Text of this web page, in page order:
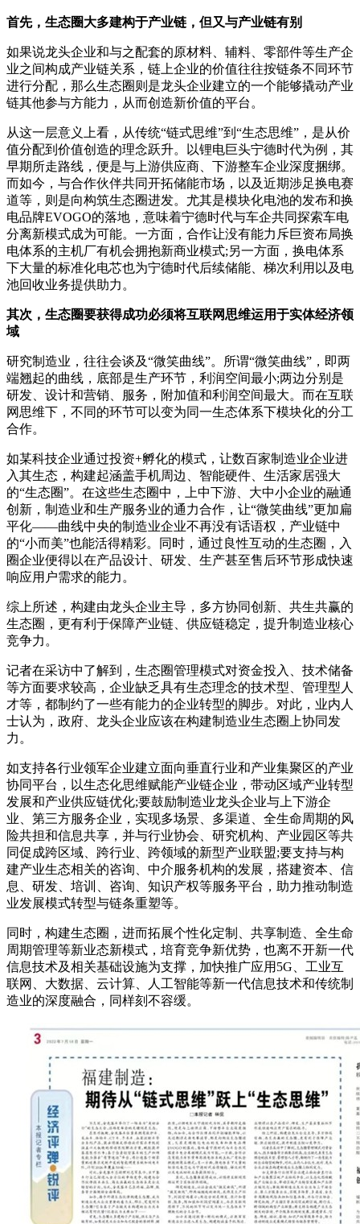
首先，生态圈大多建构于产业链，但又与产业链有别
如果说龙头企业和与之配套的原材料、辅料、零部件等生产企
业之间构成产业链关系，链上企业的价值往往按链条不同环节
进行分配，那么生态圈则是龙头企业建立的一个能够撬动产业
链其他参与方能力，从而创造新价值的平台。
从这一层意义上看，从传统“链式思维”到“生态思维”，是从价
值分配到价值创造的理念跃升。以锂电巨头宁德时代为例，其
早期所走路线，便是与上游供应商、下游整车企业深度捆绑。
而如今，与合作伙伴共同开拓储能市场，以及近期涉足换电赛
道等，则是向构筑生态圈进发。尤其是模块化电池的发布和换
电品牌EVOGO的落地，意味着宁德时代与车企共同探索车电
分离新模式成为可能。一方面，合作让没有能力斥巨资布局换
电体系的主机厂有机会拥抱新商业模式;另一方面，换电体系
下大量的标准化电芯也为宁德时代后续储能、梯次利用以及电
池回收业务提供助力。
其次，生态圈要获得成功必须将互联网思维运用于实体经济领
域
研究制造业，往往会谈及“微笑曲线”。所谓“微笑曲线”，即两
端翘起的曲线，底部是生产环节，利润空间最小;两边分别是
研发、设计和营销、服务，附加值和利润空间最大。而在互联
网思维下，不同的环节可以变为同一生态体系下模块化的分工
合作。
如某科技企业通过投资+孵化的模式，让数百家制造业企业进
入其生态，构建起涵盖手机周边、智能硬件、生活家居强大
的“生态圈”。在这些生态圈中，上中下游、大中小企业的融通
创新，制造业和生产服务业的通力合作，让“微笑曲线”更加扁
平化——曲线中央的制造业企业不再没有话语权，产业链中
的“小而美”也能活得精彩。同时，通过良性互动的生态圈，入
圈企业便得以在产品设计、研发、生产甚至售后环节形成快速
响应用户需求的能力。
综上所述，构建由龙头企业主导，多方协同创新、共生共赢的
生态圈，更有利于保障产业链、供应链稳定，提升制造业核心
竞争力。
记者在采访中了解到，生态圈管理模式对资金投入、技术储备
等方面要求较高，企业缺乏具有生态理念的技术型、管理型人
才等，都制约了一些有能力的企业转型的脚步。对此，业内人
士认为，政府、龙头企业应该在构建制造业生态圈上协同发
力。
如支持各行业领军企业建立面向垂直行业和产业集聚区的产业
协同平台，以生态化思维赋能产业链企业，带动区域产业转型
发展和产业供应链优化;要鼓励制造业龙头企业与上下游企
业、第三方服务企业，实现多场景、多渠道、全生命周期的风
险共担和信息共享，并与行业协会、研究机构、产业园区等共
同促成跨区域、跨行业、跨领域的新型产业联盟;要支持与构
建产业生态相关的咨询、中介服务机构的发展，搭建资本、信
息、研发、培训、咨询、知识产权等服务平台，助力推动制造
业发展模式转型与链条重塑等。
同时，构建生态圈，进而拓展个性化定制、共享制造、全生命
周期管理等新业态新模式，培育竞争新优势，也离不开新一代
信息技术及相关基础设施为支撑，加快推广应用5G、工业互
联网、大数据、云计算、人工智能等新一代信息技术和传统制
造业的深度融合，同样刻不容缓。